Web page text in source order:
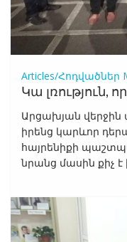
Articles/Հոդվածներ
Կա լռություն,
Արցախյան
իրենց կարևոր
հայրենիքի
նրանց մասին քիչ է